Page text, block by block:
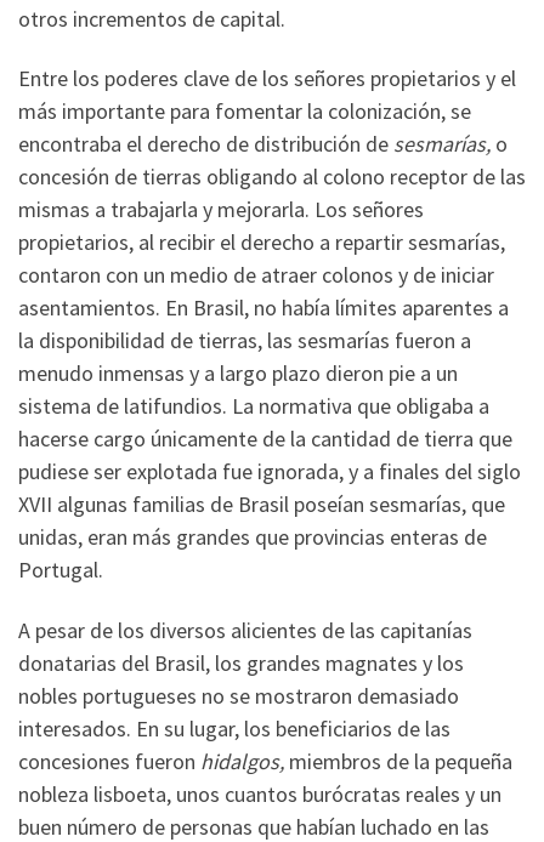
otros incrementos de capital.
Entre los poderes clave de los señores propietarios y el
más importante para fomentar la colonización, se
encontraba el derecho de distribución de sesmarías, o
concesión de tierras obligando al colono receptor de las
mismas a trabajarla y mejorarla. Los señores
propietarios, al recibir el derecho a repartir sesmarías,
contaron con un medio de atraer colonos y de iniciar
asentamientos. En Brasil, no había límites aparentes a
la disponibilidad de tierras, las sesmarías fueron a
menudo inmensas y a largo plazo dieron pie a un
sistema de latifundios. La normativa que obligaba a
hacerse cargo únicamente de la cantidad de tierra que
pudiese ser explotada fue ignorada, y a finales del siglo
XVII algunas familias de Brasil poseían sesmarías, que
unidas, eran más grandes que provincias enteras de
Portugal.
A pesar de los diversos alicientes de las capitanías
donatarias del Brasil, los grandes magnates y los
nobles portugueses no se mostraron demasiado
interesados. En su lugar, los beneficiarios de las
concesiones fueron hidalgos, miembros de la pequeña
nobleza lisboeta, unos cuantos burócratas reales y un
buen número de personas que habían luchado en las